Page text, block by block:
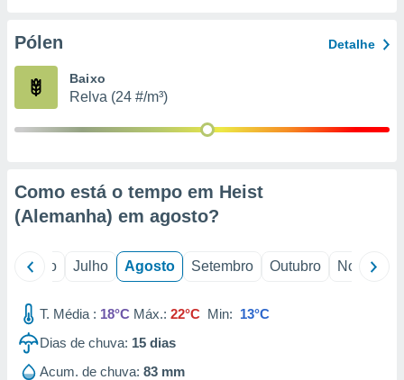
através
estudos
Pólen Detalhe
Baixo
Relva (24 #/m³)
Como está o tempo em Heist
(Alemanha) em agosto?
Junho Julho Agosto Setembro Outubro Novembro
T. Média : 18°C Máx.: 22°C Min: 13°C
Dias de chuva: 15 dias
Acum. de chuva: 83 mm